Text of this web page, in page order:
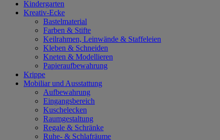
Kindergarten
Kreativ-Ecke
Bastelmaterial
Farben & Stifte
Keilrahmen, Leinwände & Staffeleien
Kleben & Schneiden
Kneten & Modellieren
Papieraufbewahrung
Krippe
Mobiliar und Ausstattung
Aufbewahrung
Eingangsbereich
Kuschelecken
Raumgestaltung
Regale & Schränke
Ruhe- & Schlafräume